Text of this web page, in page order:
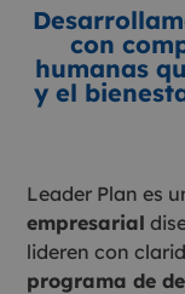
con
humanas
y el
Leader Plan es
empresarial
lideren con
programa de